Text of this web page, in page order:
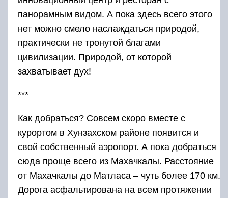
панорамным видом. А пока здесь всего этого
нет можно смело наслаждаться природой,
практически не тронутой благами
цивилизации. Природой, от которой
захватывает дух!
***
Как добраться? Совсем скоро вместе с
курортом в Хунзахском районе появится и
свой собственный аэропорт. А пока добраться
сюда проще всего из Махачкалы. Расстояние
от Махачкалы до Матласа – чуть более 170 км.
Дорога асфальтирована на всем протяжении